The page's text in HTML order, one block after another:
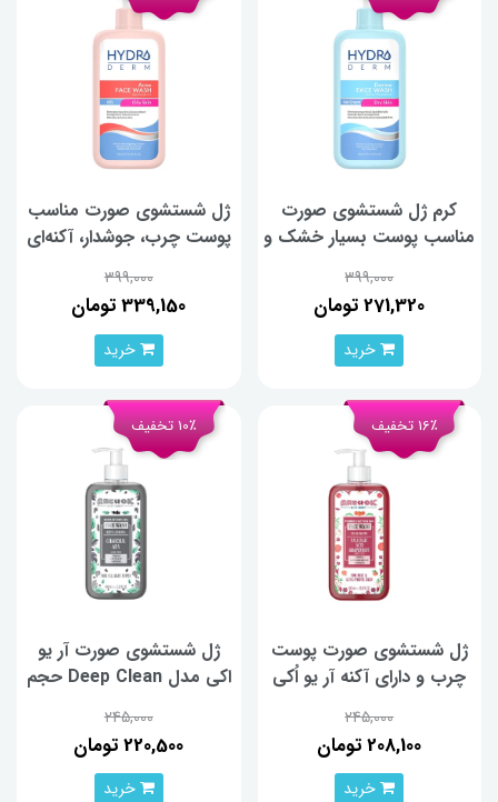
کرم ژل شستشوی صورت
مناسب پوست‌ بسیار خشک و
میلی لیتر
399,000
271,320 تومان
خرید
ژل شستشوی صورت مناسب
پوست‌ چرب، جوشدار، آکنه‌ای
و حساس هیدرودرم حجم
350 میلی لیتر399,000
339,150 تومان
خرید
ژل شستشوی صورت پوست
چرب و دارای آکنه آر یو اُکی
400 میلی لیتر245,000
208,100 تومان
16٪ تخفیف
خرید
ژل شستشوی صورت آر یو
اکی مدل Deep Clean حجم
245,000
220,500 تومان
10٪ تخفیف
خرید